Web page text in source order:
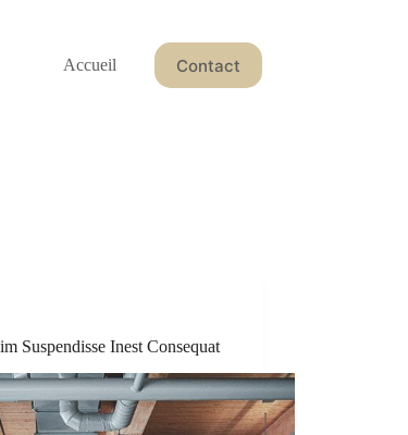
Accueil
Contact
Suspendisse Inest Consequat